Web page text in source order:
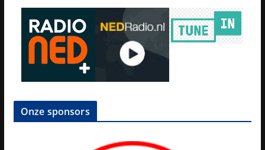
Onze sponsors